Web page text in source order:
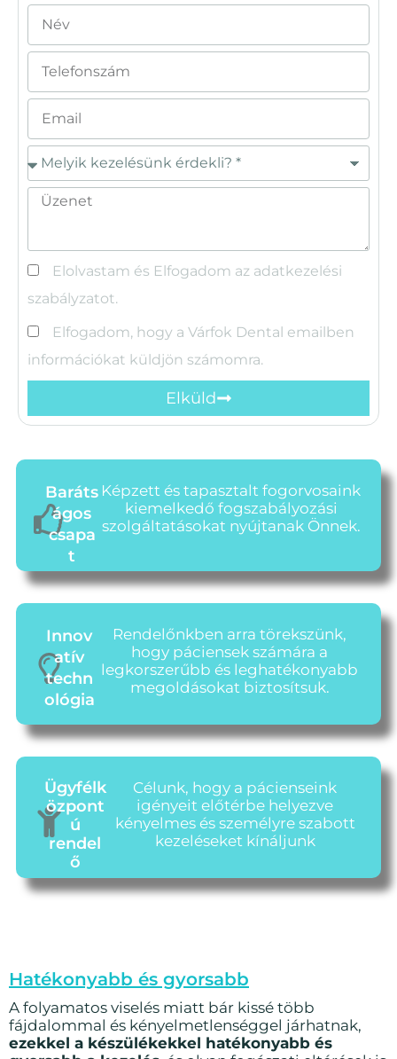
Elolvastam és Elfogadom az adatkezelési
szabályzatot.
Elfogadom, hogy a Várfok Dental emailben
információkat küldjön számomra.
Elküld
Baráts
ágos
csapa
t
Képzett és tapasztalt fogorvosaink
kiemelkedő fogszabályozási
szolgáltatásokat nyújtanak Önnek.
Innov
atív
techn
ológia
Rendelőnkben arra törekszünk,
hogy páciensek számára a
legkorszerűbb és leghatékonyabb
megoldásokat biztosítsuk.
Ügyfélk
özpont
ú
rendel
ő
Célunk, hogy a pácienseink
igényeit előtérbe helyezve
kényelmes és személyre szabott
kezeléseket kínáljunk
Hatékonyabb és gyorsabb
A folyamatos viselés miatt bár kissé több
fájdalommal és kényelmetlenséggel járhatnak,
ezekkel a készülékekkel hatékonyabb és